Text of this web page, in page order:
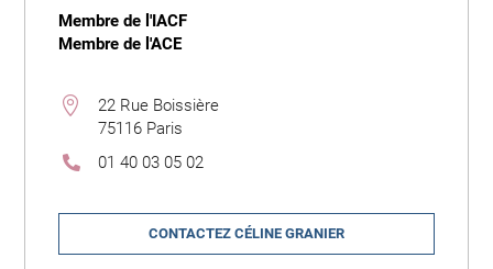
Membre de l'IACF
Membre de l'ACE

22 Rue Boissière
75116 Paris
 01 40 03 05 02
CONTACTEZ CÉLINE GRANIER